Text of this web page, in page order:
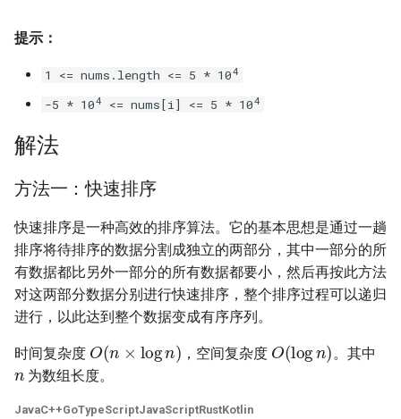
17. 打印从 1 到最大的 n 位数
18. 删除链表的节点
19. 正则表达式匹配
20. 表示数值的字符串
21. 调整数组顺序使奇数位于
偶数前面
22. 链表中倒数第 k 个节点
24. 反转链表
15. 字符串中的所有变位词
16. 不含重复字符的最长子字
串
18. 有效的回文
19. 最多删除一个字符得到回
20. 回文子字符串的个数
2.7. 链表相交
2.8. 环路检测
3.1. 三合一
3.2. 栈的最小值
3.3. 堆盘子
3.4. 化栈为队
3.5. 栈排序
3.6. 动物收容所
提示：
1 <= nums.length <= 5 * 104
-5 * 104 <= nums[i] <= 5 * 104
解法
方法一：快速排序
快速排序是一种高效的排序算法。它的基本思想是通过一趟
排序将待排序的数据分割成独立的两部分，其中一部分的所
有数据都比另外一部分的所有数据都要小，然后再按此方法
对这两部分数据分别进行快速排序，整个排序过程可以递归
进行，以此达到整个数据变成有序序列。
时间复杂度
O ( log )
，空间复杂度
O (log n
。其中
n
为数组长度。
JavaC++GoTypeScriptJavaScriptRustKotlin